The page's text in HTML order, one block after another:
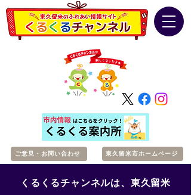
ご意見・お問い合わせ 東久留米市ホームページ
くるくるチャンネルは、東久留米